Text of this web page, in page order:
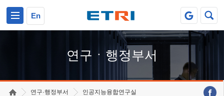
En
연구ㆍ행정부서
연구·행정부서
인공지능융합연구실